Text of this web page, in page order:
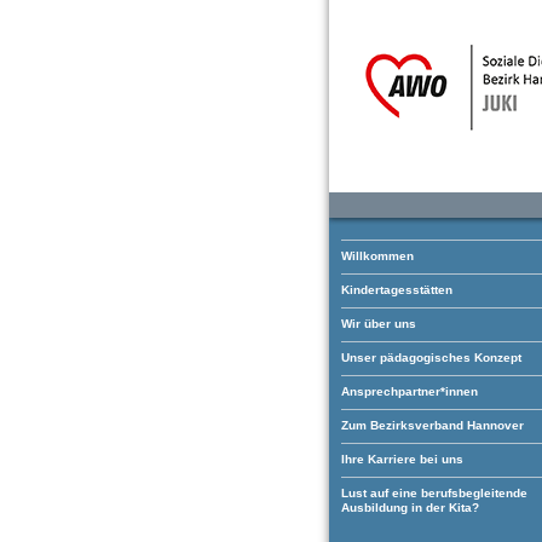
Willkommen
Kindertagesstätten
Wir über uns
Unser pädagogisches Konzept
Ansprechpartner*innen
Zum Bezirksverband Hannover
Ihre Karriere bei uns
Lust auf eine berufsbegleitende
Ausbildung in der Kita?